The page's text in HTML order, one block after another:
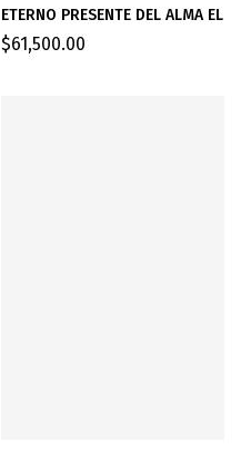
ETERNO PRESENTE DEL ALMA EL
$61,500.00